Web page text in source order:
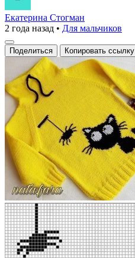
Екатерина Стогман
2 года назад • Для мальчиков
Поделиться Копировать ссылку